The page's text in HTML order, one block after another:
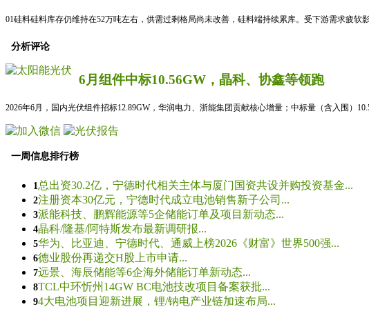
01硅料硅料库存仍维持在52万吨左右，供需过剩格局尚未改善，硅料端持续累库。受下游需求疲
分析评论
6月组件中标10.56GW，晶科、协鑫等领跑
2026年6月，国内光伏组件招标12.89GW，华润电力、浙能集团贡献核心增量；中标量（含入围）
一周信息排行榜
1 总出资30.2亿，宁德时代相关主体与厦门国资共设并购投资基金...
2注册资本30亿元，宁德时代成立电池销售新子公司...
3派能科技、鹏辉能源等5企储能订单及项目新动态...
4晶科/隆基/阿特斯发布最新调研报...
5华为、比亚迪、宁德时代、通威上榜2026《财富》世界500强...
6德业股份再递交H股上市申请...
7远景、海辰储能等6企海外储能订单新动态...
8TCL中环忻州14GW BC电池技改项目备案获批...
94大电池项目迎新进展，锂/钠电产业链加速布局...